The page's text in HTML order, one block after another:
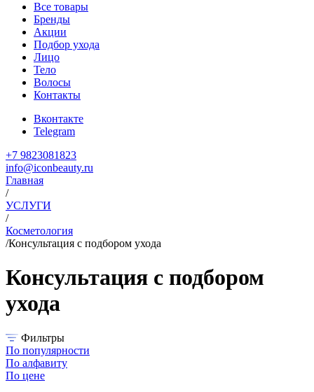
Все товары
Бренды
Акции
Подбор ухода
Лицо
Тело
Волосы
Контакты
Вконтакте
Telegram
+7 9823081823
info@iconbeauty.ru
Главная
/
УСЛУГИ
/
Косметология
/Консультация с подбором ухода
Консультация с подбором
ухода
Фильтры
По популярности
По алфавиту
По цене